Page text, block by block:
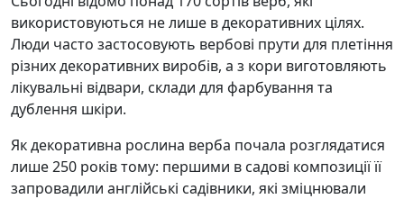
використовуються не лише в декоративних цілях.
Люди часто застосовують вербові прути для плетіння
різних декоративних виробів, а з кори виготовляють
лікувальні відвари, склади для фарбування та
дублення шкіри.
Як декоративна рослина верба почала розглядатися
лише 250 років тому: першими в садові композиції її
запровадили англійські садівники, які зміцнювали